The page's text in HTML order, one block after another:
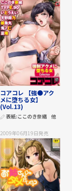
コアコレ 【強●アク
メに堕ちる女】
(Vol.13)
表紙:ここのき奈緒 他
2009年06月19日発売